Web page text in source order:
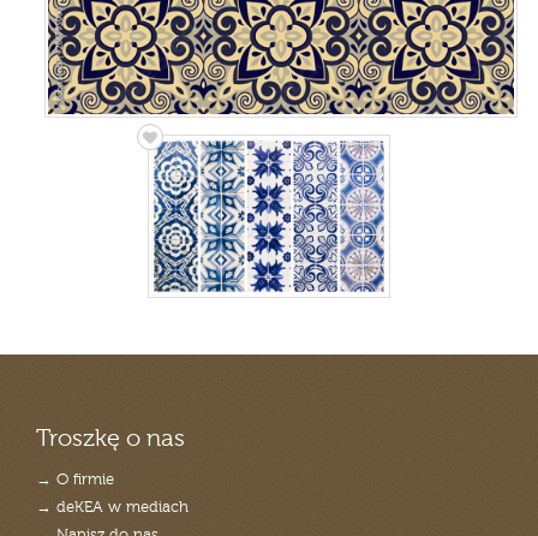
Troszkę o nas
→ O firmie
→ deKEA w mediach